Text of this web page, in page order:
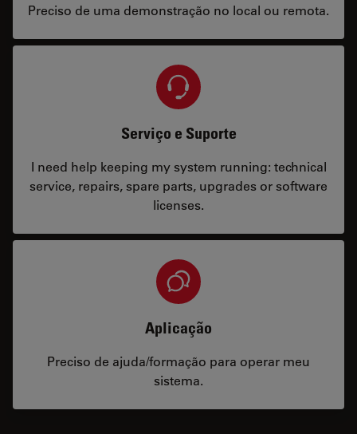
Preciso de uma demonstração no local ou remota.
Serviço e Suporte
I need help keeping my system running: technical
service, repairs, spare parts, upgrades or software
licenses.
Aplicação
Preciso de ajuda/formação para operar meu
sistema.